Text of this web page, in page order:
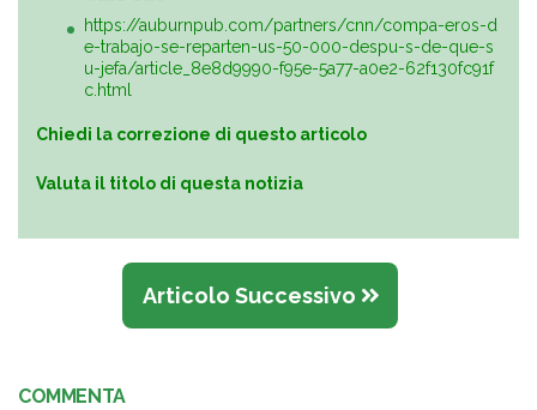
https://auburnpub.com/partners/cnn/compa-eros-d
e-trabajo-se-reparten-us-50-000-despu-s-de-que-s
u-jefa/article_8e8d9990-f95e-5a77-a0e2-62f130fc91f
c.html
Chiedi la correzione di questo articolo
Valuta il titolo di questa notizia
Articolo Successivo
COMMENTA